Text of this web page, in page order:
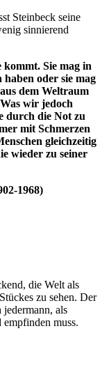
Steinbeck seine
sinnierend
kommt. Sie mag in
haben oder sie mag
dem Weltraum
wir jedoch
durch die Not zu
mit Schmerzen
gleichzeitig
wieder zu seiner
1968)
die Welt als
zu sehen. Der
jedermann, als
empfinden muss.